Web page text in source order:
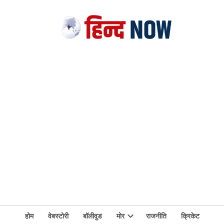
होम वेबस्टोरी बॉलीवुड मोर राजनीति
क्रिकेट